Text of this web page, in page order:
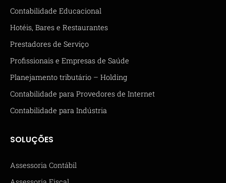
Contabilidade Educacional
Hotéis, Bares e Restaurantes
Prestadores de Serviço
Profissionais e Empresas de Saúde
Planejamento tributário – Holding
Contabilidade para Provedores de Internet
Contabilidade para Indústria
SOLUÇÕES
Assessoria Contábil